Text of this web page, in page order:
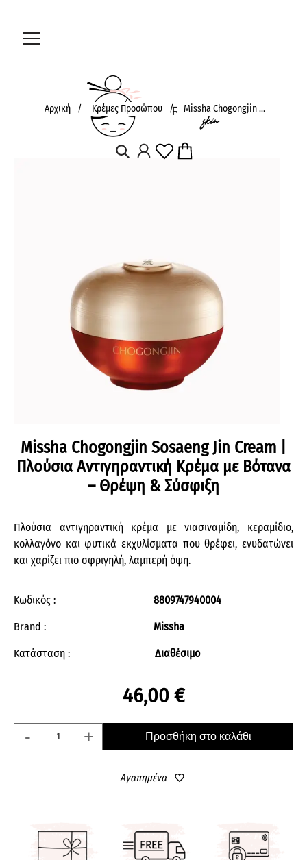
Αρχική / Κρέμες Προσώπου / Missha Chogongjin ...
Missha Chogongjin Sosaeng Jin Cream |
Πλούσια Αντιγηραντική Κρέμα με Βότανα
– Θρέψη & Σύσφιξη
Πλούσια αντιγηραντική κρέμα με νιασιναμίδη, κεραμίδιο,
κολλαγόνο και φυτικά εκχυλίσματα που θρέφει, ενυδατώνει
και χαρίζει πιο σφριγηλή, λαμπερή όψη.
Κωδικός : 8809747940004
Brand : Missha
Κατάσταση : Διαθέσιμο
46,00 €
- + Προσθήκη στο καλάθι
Αγαπημένα favorite_border